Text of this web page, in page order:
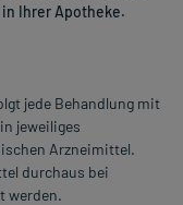
Ihrer Apotheke.
jede Behandlung mit
jeweiliges
Arzneimittel.
durchaus bei
werden.